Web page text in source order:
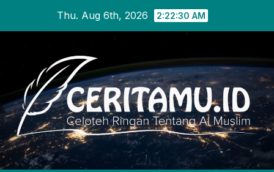
Thu. Aug 6th, 2026 2:22:30 AM